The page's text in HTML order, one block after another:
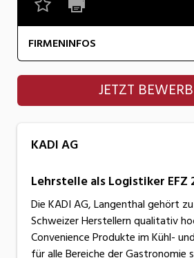
FIRMENINFOS
KADI AG
JETZT
KADI AG
Lehrstelle als Logistiker
Die KADI AG, Langenthal gehört
Schweizer Herstellern qualitativ
Convenience Produkte im Kühl-
für alle Bereiche der Gastronomie